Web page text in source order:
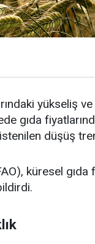
yükseliş
gıda
düşüş
küresel gıda